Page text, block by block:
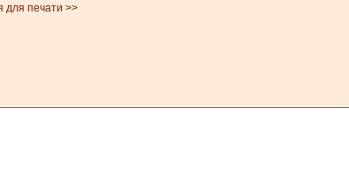
для печати >>